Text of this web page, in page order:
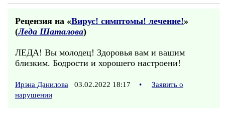
Рецензия на «Вирус! симптомы! лечение!»
(Леда Шаталова)
ЛЕДА! Вы молодец! Здоровья вам и вашим
близким. Бодрости и хорошего настроени!
Ирэна Данилова 03.02.2022 18:17 •
Заявить о
нарушении